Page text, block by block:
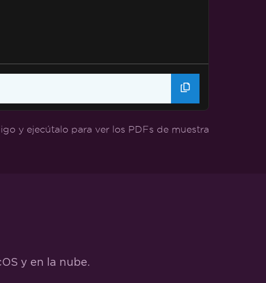
y ejecútalo para ver los PDFs de muestra
y en la nube.